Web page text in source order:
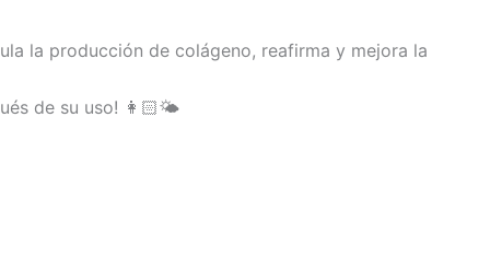
la producción de colágeno, reafirma y mejora la
de su uso! 👩🏻🌤️